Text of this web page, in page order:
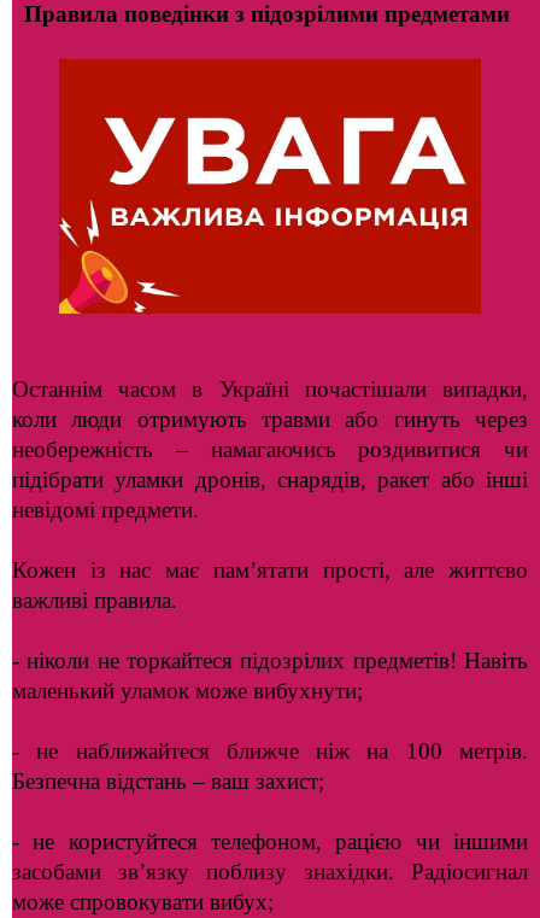
Правила поведінки з підозрілими предметами
Останнім часом в Україні почастішали випадки,
коли люди отримують травми або гинуть через
необережність – намагаючись роздивитися чи
підібрати уламки дронів, снарядів, ракет або інші
невідомі предмети.
Кожен із нас має пам’ятати прості, але життєво
важливі правила.
- ніколи не торкайтеся підозрілих предметів! Навіть
маленький уламок може вибухнути;
- не наближайтеся ближче ніж на 100 метрів.
Безпечна відстань – ваш захист;
- не користуйтеся телефоном, рацією чи іншими
засобами зв’язку поблизу знахідки. Радіосигнал
може спровокувати вибух;